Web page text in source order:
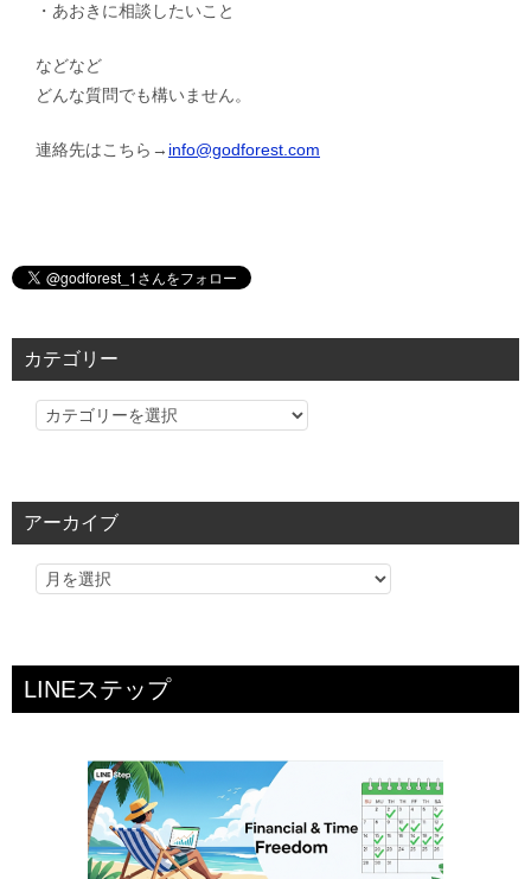
・あおきに相談したいこと
などなど
どんな質問でも構いません。
連絡先はこちら→ info@godforest.com
カテゴリー
カ
リ
アーカイブ
LINEステップ